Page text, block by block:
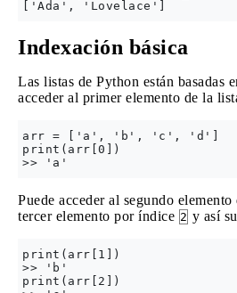
Indexación básica
Las listas de Python están basadas
acceder al primer elemento de la
arr = ['a', 'b', 'c', 'd']
print(arr[0])
Puede acceder al segundo
tercer elemento por índice 2 y así
print(arr[1])
>> 'b'
print(arr[2])